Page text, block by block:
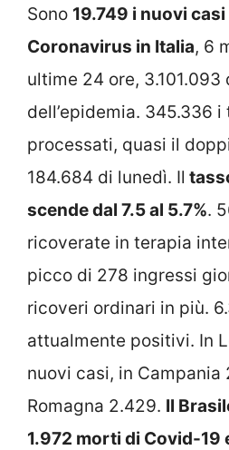
Sono 19.749 i nuovi
Coronavirus in Italia, 6
ultime 24 ore, 3.101.093
dell’epidemia. 345.336 i
processati, quasi il
184.684 di lunedì. Il
scende dal 7.5 al 5.7%.
ricoverate in terapia
picco di 278 ingressi
ricoveri ordinari in più.
attualmente positivi. In
nuovi casi, in Campania
Romagna 2.429. Il
1.972 morti di Covid-19